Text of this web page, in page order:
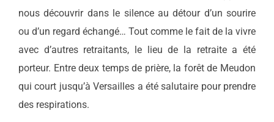
nous découvrir dans le silence au détour d’un sourire
ou d’un regard échangé… Tout comme le fait de la vivre
avec d’autres retraitants, le lieu de la retraite a été
porteur. Entre deux temps de prière, la forêt de Meudon
qui court jusqu’à Versailles a été salutaire pour prendre
des respirations.